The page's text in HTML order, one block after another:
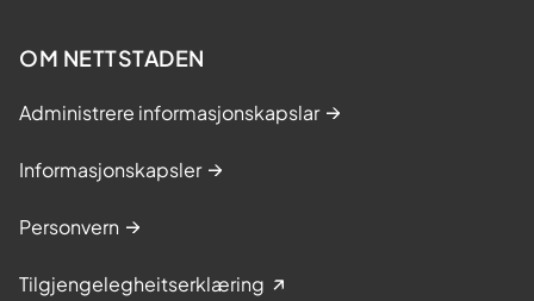
OM NETTSTADEN
Administrere informasjonskapslar
Informasjonskapsler
Personvern
Tilgjengelegheitserklæring